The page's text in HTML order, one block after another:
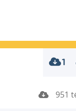
1
951